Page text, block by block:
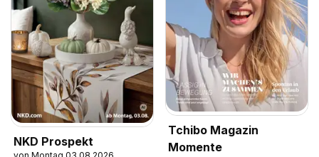
NKD Prospekt
Tchibo Magazin
Momente